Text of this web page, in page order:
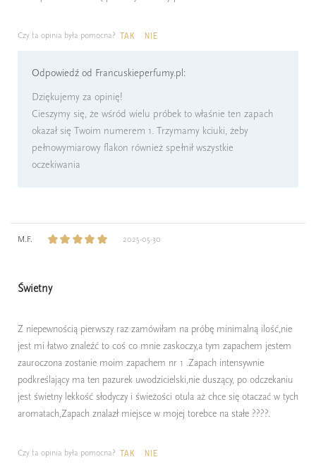
Czy ta opinia była pomocna? TAK NIE
Odpowiedź od Francuskieperfumy.pl:
Dziękujemy za opinię!
Cieszymy się, że wśród wielu próbek to właśnie ten zapach
okazał się Twoim numerem 1. Trzymamy kciuki, żeby
pełnowymiarowy flakon również spełnił wszystkie
oczekiwania
M.F. 2025-05-30
Świetny
Z niepewnością pierwszy raz zamówiłam na próbę minimalną ilość,nie
jest mi łatwo znaleźć to coś co mnie zaskoczy,a tym zapachem jestem
zauroczona zostanie moim zapachem nr 1 .Zapach intensywnie
podkreślający ma ten pazurek uwodzicielski,nie duszący, po odczekaniu
jest świetny lekkość słodyczy i świeżości otula aż chce się otaczać w tych
aromatach,Zapach znalazł miejsce w mojej torebce na stałe ????.
Czy ta opinia była pomocna? TAK NIE